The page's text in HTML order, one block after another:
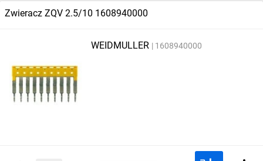
Zwieracz ZQV 2.5/10 1608940000
WEIDMULLER 1608940000